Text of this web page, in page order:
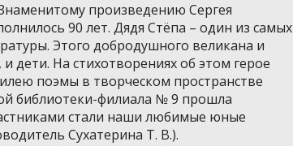
произведению Сергея
90 лет. Дядя Стёпа – один из самых
Этого добродушного великана и
дети. На стихотворениях об этом герое
поэмы в творческом пространстве
библиотеки-филиала № 9 прошла
стали наши любимые юные
Сухатерина Т. В.).